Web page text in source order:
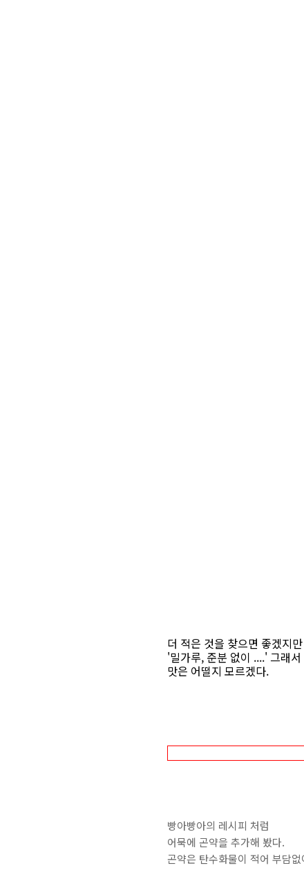
더 적은 것을 찾으면 좋겠지
'밀가루, 준분 없이 ....' 그래
맛은 어떨지 모르겠다.
빵아빵아의 레시피 처럼
어묵에 곤약을 추가해 봤다.
곤약은 탄수화물이 적어 부담